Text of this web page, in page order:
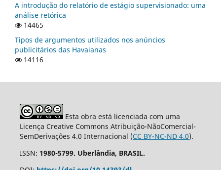
A introdução do relatório de estágio supervisionado: uma
análise retórica
14465
Tipos de argumentos utilizados nos anúncios
publicitários das Havaianas
14116
Esta obra está licenciada com uma
Licença Creative Commons Atribuição-NãoComercial-
SemDerivações 4.0 Internacional (CC BY-NC-ND 4.0).
ISSN: 1980-5799. Uberlândia, BRASIL.